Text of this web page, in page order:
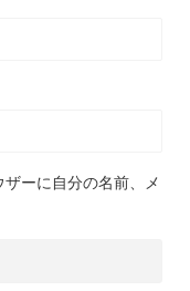
ーに自分の名前、メ